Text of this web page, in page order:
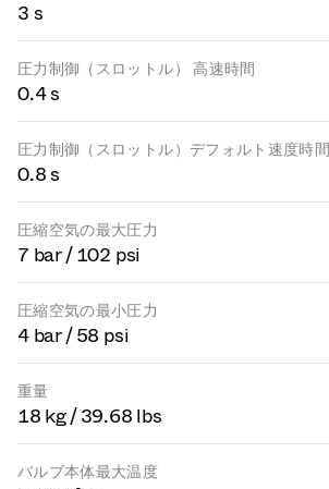
3 s
圧力制御（スロットル） 高速時間
0.4 s
圧力制御（スロットル）デフォルト速度時間
0.8 s
圧縮空気の最大圧力
7 bar / 102 psi
圧縮空気の最小圧力
4 bar / 58 psi
重量
18 kg / 39.68 lbs
バルブ本体最大温度